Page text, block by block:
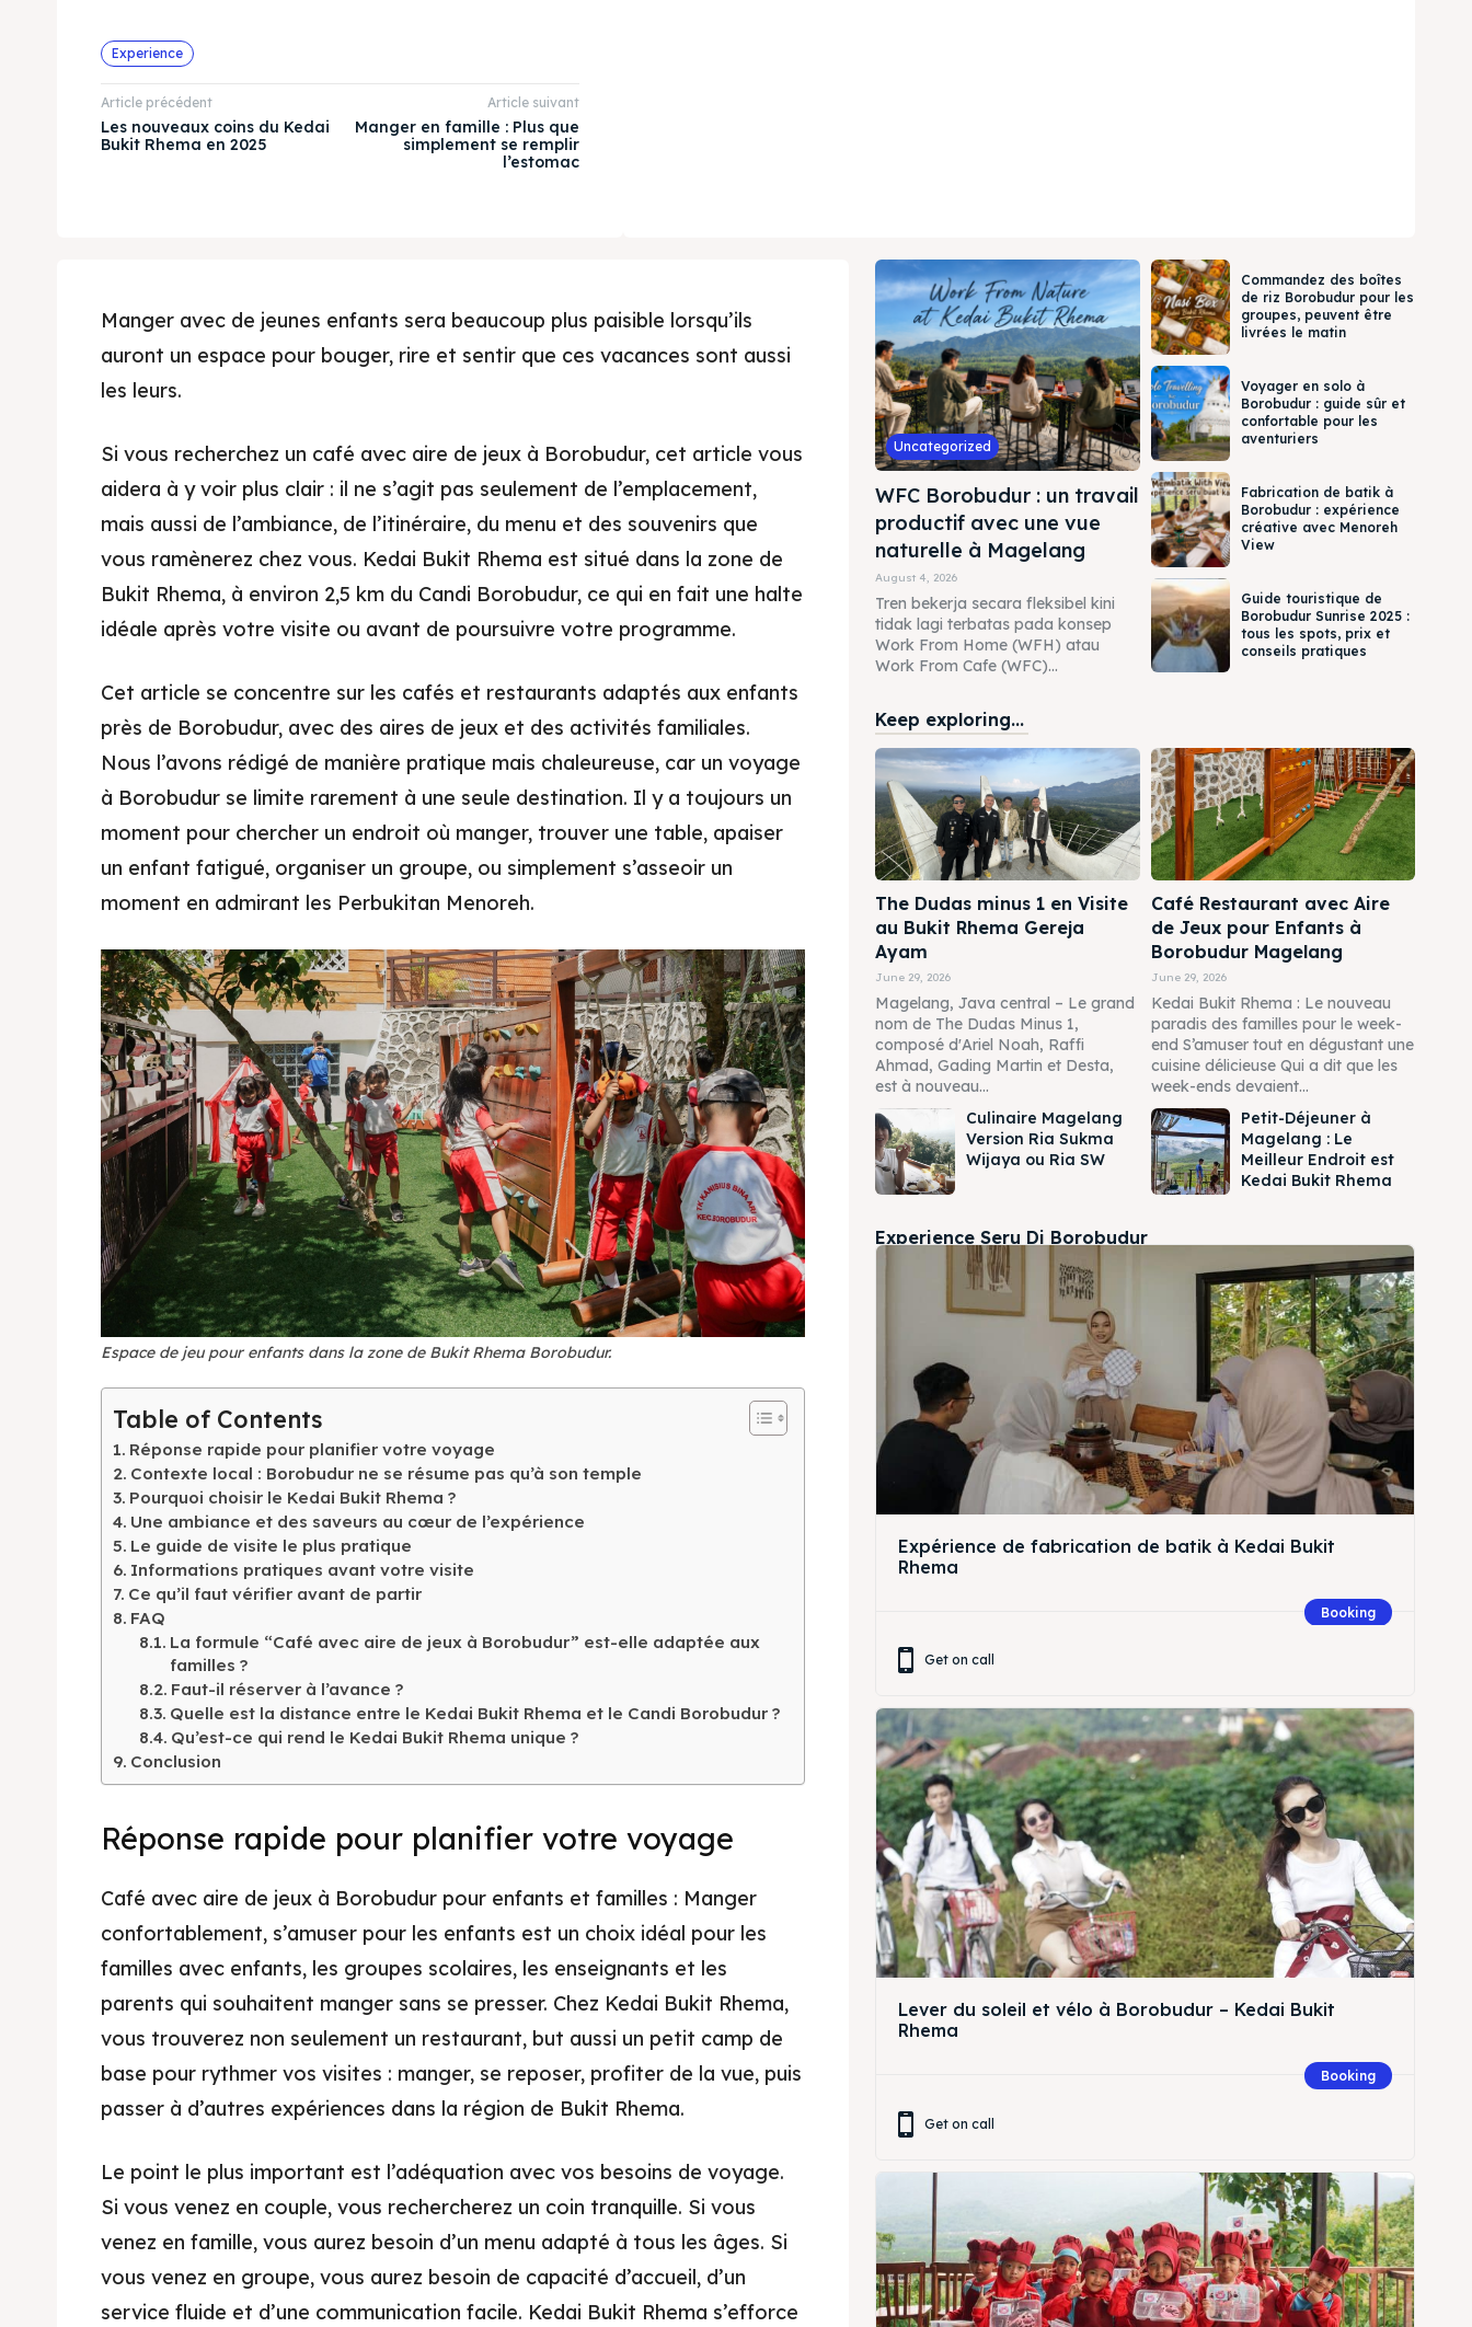
Tempat Makan Keluarga
Tempat Makan Rombongan
Ruang Meeting
Playground Anak
Katering Magelang
Recherche
Explore our destinations
Tempat Makan Keluarga
Tempat Makan Rombongan
Playground Anak
Katering Magelang
Nasi Box
Recherche
BAHASA / LANGUAGE
English 中文
Français Deutsch Nederlands
日本語 한국어 العربية
Experience
Article précédent
Les nouveaux coins du Kedai
Bukit Rhema en 2025
Article suivant
Manger en famille : Plus que
simplement se remplir
l’estomac
Manger avec de jeunes enfants sera beaucoup plus paisible lorsqu’ils
auront un espace pour bouger, rire et sentir que ces vacances sont aussi
les leurs.
Si vous recherchez un café avec aire de jeux à Borobudur, cet article vous
aidera à y voir plus clair : il ne s’agit pas seulement de l’emplacement,
mais aussi de l’ambiance, de l’itinéraire, du menu et des souvenirs que
vous ramènerez chez vous. Kedai Bukit Rhema est situé dans la zone de
Bukit Rhema, à environ 2,5 km du Candi Borobudur, ce qui en fait une halte
idéale après votre visite ou avant de poursuivre votre programme.
Cet article se concentre sur les cafés et restaurants adaptés aux enfants
près de Borobudur, avec des aires de jeux et des activités familiales.
Nous l’avons rédigé de manière pratique mais chaleureuse, car un voyage
à Borobudur se limite rarement à une seule destination. Il y a toujours un
moment pour chercher un endroit où manger, trouver une table, apaiser
un enfant fatigué, organiser un groupe, ou simplement s’asseoir un
moment en admirant les Perbukitan Menoreh.
Espace de jeu pour enfants dans la zone de Bukit Rhema Borobudur.
Table of Contents
Réponse rapide pour planifier votre voyage
Contexte local : Borobudur ne se résume pas qu’à son temple
Pourquoi choisir le Kedai Bukit Rhema ?
Une ambiance et des saveurs au cœur de l’expérience
Le guide de visite le plus pratique
Informations pratiques avant votre visite
Ce qu’il faut vérifier avant de partir
FAQ
La formule “Café avec aire de jeux à Borobudur” est-elle adaptée aux
familles ?
Faut-il réserver à l’avance ?
Quelle est la distance entre le Kedai Bukit Rhema et le Candi Borobudur ?
Qu’est-ce qui rend le Kedai Bukit Rhema unique ?
Conclusion
Réponse rapide pour planifier votre voyage
Café avec aire de jeux à Borobudur pour enfants et familles : Manger
confortablement, s’amuser pour les enfants est un choix idéal pour les
familles avec enfants, les groupes scolaires, les enseignants et les
parents qui souhaitent manger sans se presser. Chez Kedai Bukit Rhema,
vous trouverez non seulement un restaurant, but aussi un petit camp de
base pour rythmer vos visites : manger, se reposer, profiter de la vue, puis
passer à d’autres expériences dans la région de Bukit Rhema.
Le point le plus important est l’adéquation avec vos besoins de voyage.
Si vous venez en couple, vous rechercherez un coin tranquille. Si vous
venez en famille, vous aurez besoin d’un menu adapté à tous les âges. Si
vous venez en groupe, vous aurez besoin de capacité d’accueil, d’un
service fluide et d’une communication facile. Kedai Bukit Rhema s’efforce
Uncategorized
WFC Borobudur : un travail
productif avec une vue
naturelle à Magelang
August 4, 2026
Tren bekerja secara fleksibel kini
tidak lagi terbatas pada konsep
Work From Home (WFH) atau
Work From Cafe (WFC)...
Commandez des boîtes
de riz Borobudur pour les
groupes, peuvent être
livrées le matin
Voyager en solo à
Borobudur : guide sûr et
confortable pour les
aventuriers
Fabrication de batik à
Borobudur : expérience
créative avec Menoreh
View
Guide touristique de
Borobudur Sunrise 2025 :
tous les spots, prix et
conseils pratiques
Keep exploring...
The Dudas minus 1 en Visite
au Bukit Rhema Gereja
Ayam
June 29, 2026
Magelang, Java central – Le grand
nom de The Dudas Minus 1,
composé d'Ariel Noah, Raffi
Ahmad, Gading Martin et Desta,
est à nouveau...
Café Restaurant avec Aire
de Jeux pour Enfants à
Borobudur Magelang
June 29, 2026
Kedai Bukit Rhema : Le nouveau
paradis des familles pour le week-
end S’amuser tout en dégustant une
cuisine délicieuse Qui a dit que les
week-ends devaient...
Culinaire Magelang
Version Ria Sukma
Wijaya ou Ria SW
Petit-Déjeuner à
Magelang : Le
Meilleur Endroit est
Kedai Bukit Rhema
Experience Seru Di Borobudur
Expérience de fabrication de batik à Kedai Bukit
Rhema
Booking
Get on call
Lever du soleil et vélo à Borobudur – Kedai Bukit
Rhema
Booking
Get on call